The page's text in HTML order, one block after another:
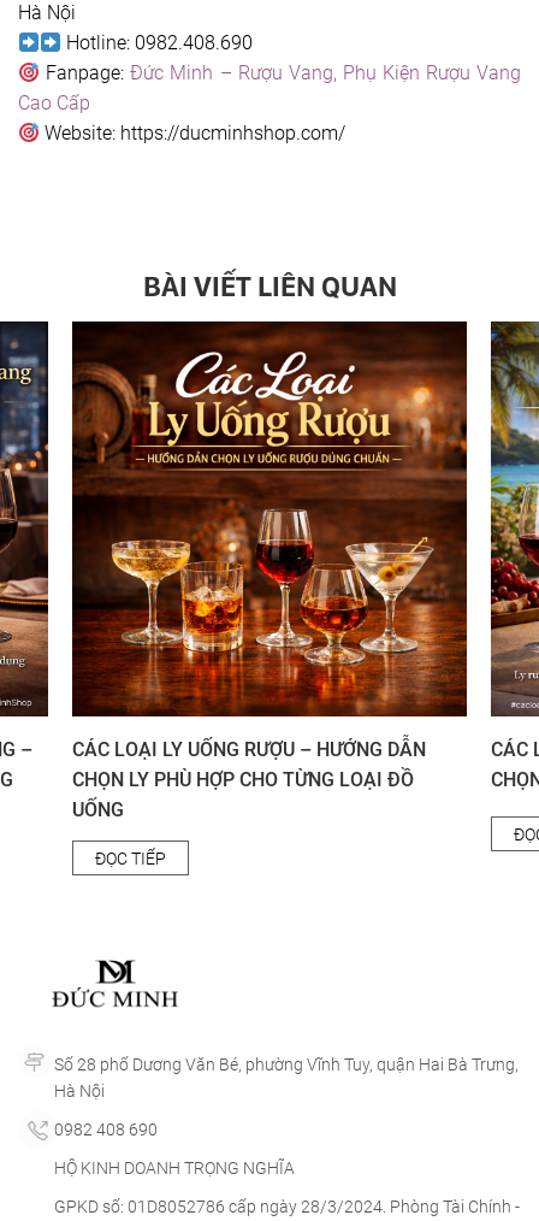
Hà Nội
Hotline: 0982.408.690
Fanpage:Đức Minh – Rượu Vang, Phụ Kiện Rượu Vang
Cao Cấp
Website: https://ducminhshop.com/
BÀI VIẾT LIÊN QUAN
–
CÁC LOẠI LY UỐNG RƯỢU – HƯỚNG DẪN
CHỌN LY PHÙ HỢP CHO TỪNG LOẠI ĐỒ
UỐNG
ĐỌC TIẾP
CÁC
Số 28 phố Dương Văn Bé, phường Vĩnh Tuy, quận Hai Bà Trưng,
Hà Nội
0982 408 690
HỘ KINH DOANH TRỌNG NGHĨA
GPKD số: 01D8052786 cấp ngày 28/3/2024. Phòng Tài Chính -